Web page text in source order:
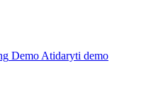
Demo Atidaryti demo